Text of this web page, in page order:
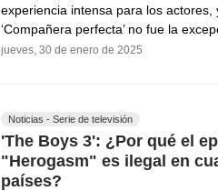
experiencia intensa para los actores,
‘Compañera perfecta’ no fue la
jueves, 30 de enero de 2025
Noticias - Serie de televisión
'The Boys 3': ¿Por qué el
"Herogasm" es ilegal en
países?